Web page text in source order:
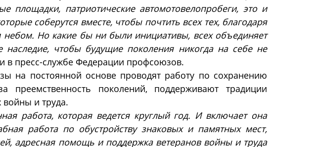
площадки, патриотические автомотовелопробеги, это и
соберутся вместе, чтобы почтить всех тех, благодаря
Но какие бы ни были инициативы, всех объединяет
чтобы будущие поколения никогда на себе не
в пресс-службе Федерации профсоюзов.
на постоянной основе проводят работу по сохранению
преемственность поколений, поддерживают традиции
войны и труда.
работа, которая ведется круглый год. И включает она
работа по обустройству знаковых и памятных мест,
адресная помощь и поддержка ветеранов войны и труда